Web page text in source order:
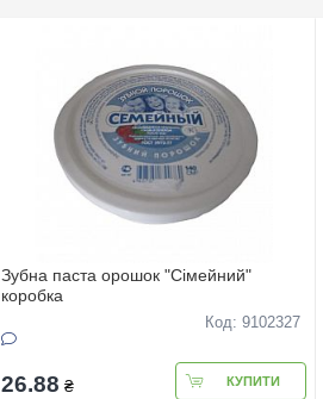
Зубна паста орошок "Сімейний"
коробка
Код: 9102327
26.88 ₴ КУПИТИ